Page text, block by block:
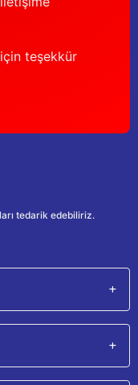
için teşekkür
tedarik edebiliriz.